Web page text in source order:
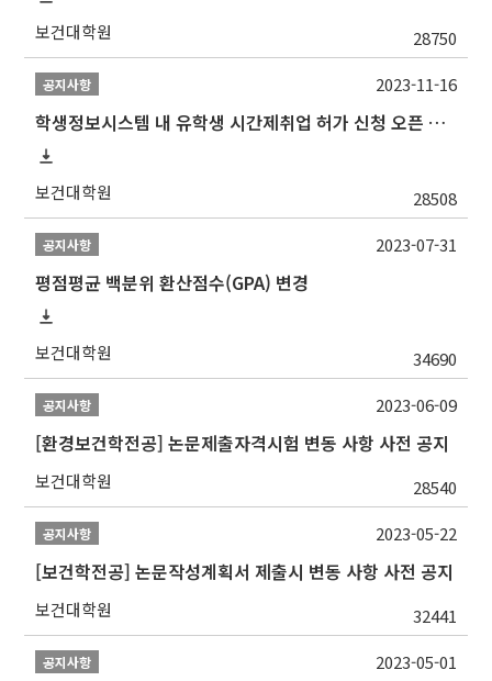
보건대학원 28750
공지사항
학생정보시스템 내 유학생 시간제취업 허가 신청 오픈 안내
보건대학원 28508
2023-11-16
공지사항
평점평균 백분위 환산점수(GPA) 변경
보건대학원 34690
2023-07-31
공지사항
[환경보건학전공] 논문제출자격시험 변동 사항 사전 공지
보건대학원 28540
2023-06-09
공지사항
[보건학전공] 논문작성계획서 제출시 변동 사항 사전 공지
보건대학원 32441
2023-05-22
공지사항 2023-05-01